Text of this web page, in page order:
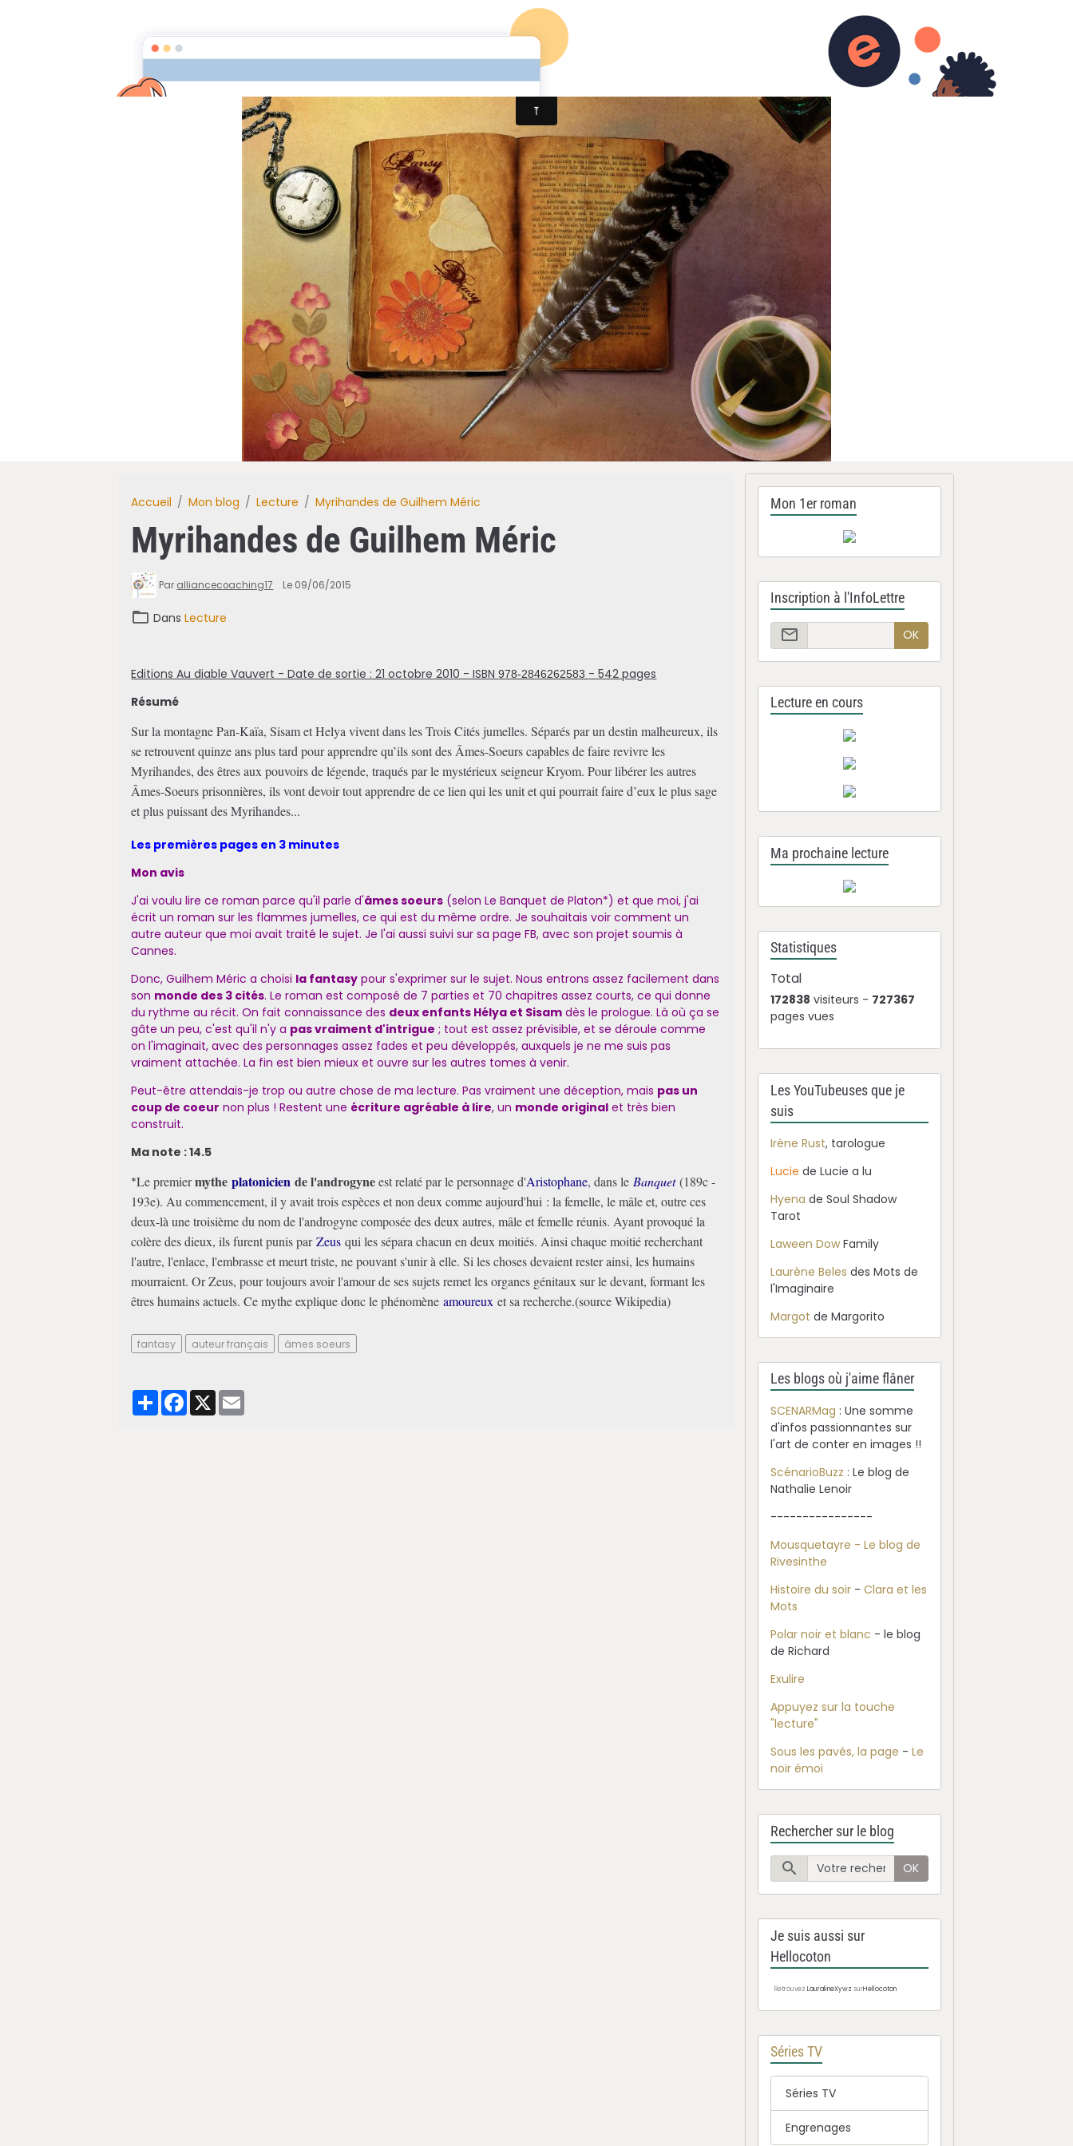
Mon blog Contact
Accueil Mon blog Lecture Myrihandes de Guilhem Méric
Myrihandes de Guilhem Méric
Par alliancecoaching17 Le 09/06/2015
DansLecture
Editions Au diable Vauvert - Date de sortie : 21 octobre 2010 - ISBN978-2846262583 - 542 pages
Résumé
Sur la montagne Pan-Kaïa, Sisam et Helya vivent dans les Trois Cités jumelles. Séparés par un destin malheureux, ils
se retrouvent quinze ans plus tard pour apprendre qu’ils sont des Âmes-Soeurs capables de faire revivre les
Myrihandes, des êtres aux pouvoirs de légende, traqués par le mystérieux seigneur Kryom. Pour libérer les autres
Âmes-Soeurs prisonnières, ils vont devoir tout apprendre de ce lien qui les unit et qui pourrait faire d’eux le plus sage
et plus puissant des Myrihandes...
Les premières pages en 3 minutes
Mon avis
J'ai voulu lire ce roman parce qu'il parle d'âmes soeurs (selon Le Banquet de Platon*) et que moi, j'ai
écrit un roman sur les flammes jumelles, ce qui est du même ordre. Je souhaitais voir comment un
autre auteur que moi avait traité le sujet. Je l'ai aussi suivi sur sa page FB, avec son projet soumis à
Cannes.
Donc, Guilhem Méric a choisi la fantasy pour s'exprimer sur le sujet. Nous entrons assez facilement dans
son monde des 3 cités. Le roman est composé de 7 parties et 70 chapitres assez courts, ce qui donne
du rythme au récit. On fait connaissance des deux enfants Hélya et Sisam dès le prologue. Là où ça se
gâte un peu, c'est qu'il n'y a pas vraiment d'intrigue ; tout est assez prévisible, et se déroule comme
on l'imaginait, avec des personnages assez fades et peu développés, auxquels je ne me suis pas
vraiment attachée. La fin est bien mieux et ouvre sur les autres tomes à venir.
Peut-être attendais-je trop ou autre chose de ma lecture. Pas vraiment une déception, mais pas un
coup de coeur non plus ! Restent une écriture agréable à lire, un monde original et très bien
construit.
Ma note : 14.5
*Le premiermytheplatonicien de l'androgyneest relaté par le personnage d'Aristophane, dans le Banquet(189c -
193e). Au commencement, il y avait trois espèces et non deux comme aujourd'hui : la femelle, le mâle et, outre ces
deux-là une troisième du nom de l'androgyne composée des deux autres, mâle et femelle réunis. Ayant provoqué la
colère des dieux, ils furent punis parZeus qui les sépara chacun en deux moitiés. Ainsi chaque moitié recherchant
l'autre, l'enlace, l'embrasse et meurt triste, ne pouvant s'unir à elle. Si les choses devaient rester ainsi, les humains
mourraient. Or Zeus, pour toujours avoir l'amour de ses sujets remet les organes génitaux sur le devant, formant les
êtres humains actuels. Ce mythe explique donc le phénomèneamoureux et sa recherche.(source Wikipedia)
fantasy auteur français âmes soeurs
PartagerFacebook
X
Mon 1er roman
Inscription à l'InfoLettre
OK
Lecture en cours
Ma prochaine lecture
Statistiques
Total
172838 visiteurs - 727367
pages vues
Les YouTubeuses que je
suis
Irène Rust, tarologue
Luciede Lucie a lu
Hyena de Soul Shadow
Tarot
Laween DowFamily
Laurène Beles des Mots de
l'Imaginaire
Margot de Margorito
Les blogs où j'aime flâner
SCENARMag : Une somme
d'infos passionnantes sur
l'art de conter en images !!
ScénarioBuzz : Le blog de
Nathalie Lenoir
----------------
Mousquetayre - Le blog de
Rivesinthe
Histoire du soir -Clara et les
Mots
Polar noir et blanc - le blog
de Richard
Exulire
Appuyez sur la touche
"lecture"
Sous les pavés, la page -Le
noir émoi
Rechercher sur le blog
OK
Je suis aussi sur
Hellocoton
RetrouvezLauralineXywz surHellocoton
Séries TV
Séries TV
Engrenages